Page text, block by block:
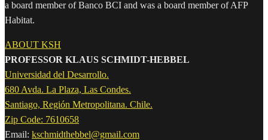
a board member of Banco BCI and was a board member of AFP
Habitat.
ABOUT KSH
PROFESSOR KLAUS SCHMIDT-HEBBEL
Universidad del Desarrollo.
680 Avda. La Plaza, Las Condes.
Santiago, Región Metropolitana. Chile.
Zip Code: 7610658
Email: kschmidthebbel@gmail.com